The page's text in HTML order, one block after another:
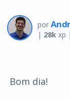
por
| 28kxp |
Bom dia!